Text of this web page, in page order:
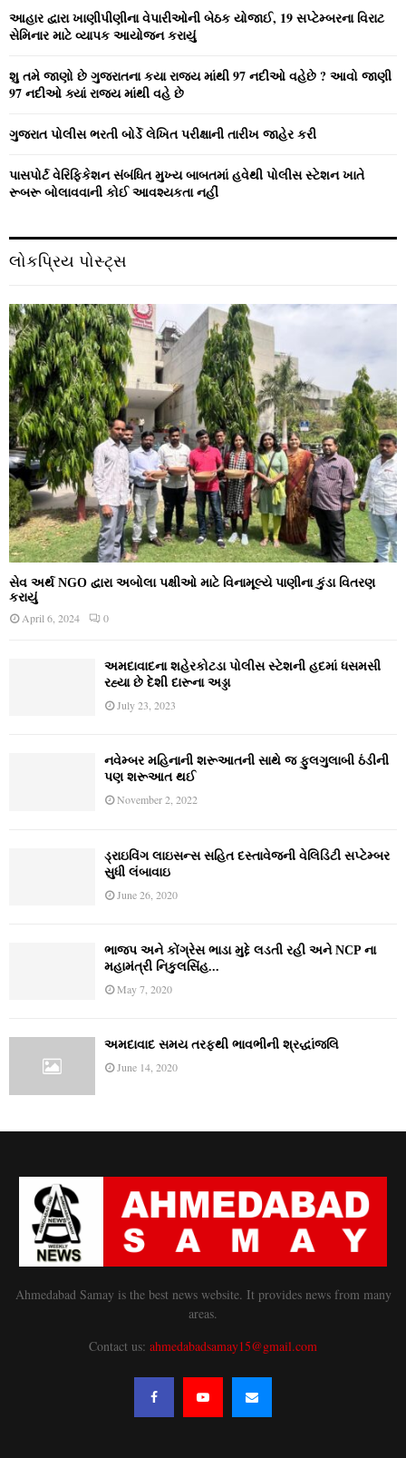
C
આહાર દ્વારા ખાણીપીણીના વેપારીઓની બેઠક યોજાઈ, 19 સપ્ટેમ્બરના વિરાટ
સેમિનાર માટે વ્યાપક આયોજન કરાયું
શુ તમે જાણો છે ગુજરાતના કયા રાજ્ય માંથી 97 નદીઓ વહેછે ? આવો જાણી
97 નદીઓ ક્યાં રાજ્ય માંથી વહે છે
ગુજરાત પોલીસ ભરતી બોર્ડે લેખિત પરીક્ષાની તારીખ જાહેર કરી
પાસપોર્ટ વેરિફિકેશન સંબંધિત મુખ્ય બાબતમાં હવેથી પોલીસ સ્ટેશન ખાતે
રૂબરૂ બોલાવવાની કોઈ આવશ્યકતા નહીં
લોકપ્રિય પોસ્ટ્સ
સેવ અર્થ NGO દ્વારા અબોલા પક્ષીઓ માટે વિનામૂલ્યે પાણીના કુંડા વિતરણ
કરાયું
April 6, 2024 0
અમદાવાદના શહેરકોટડા પોલીસ સ્ટેશની હદમાં ધસમસી
રહ્યા છે દેશી દારૂના અડ્ડા
July 23, 2023
નવેમ્‍બર મહિનાની શરૂઆતની સાથે જ ફુલગુલાબી ઠંડીની
પણ શરૂઆત થઈ
November 2, 2022
ડ્રાઇવિંગ લાઇસન્સ સહિત દસ્તાવેજની વેલિડિટી સપ્ટેમ્બર
સુધી લંબાવાઇ
June 26, 2020
ભાજપ અને કોંગ્રેસ ભાડા મુદ્દે લડતી રહી અને NCP ના
મહામંત્રી નિકુલસિંહ...
May 7, 2020
અમદાવાદ સમય તરફથી ભાવભીની શ્રદ્ધાંજલિ
June 14, 2020
Ahmedabad Samay is the best news website. It provides news from many
areas.
Contact us: ahmedabadsamay15@gmail.com